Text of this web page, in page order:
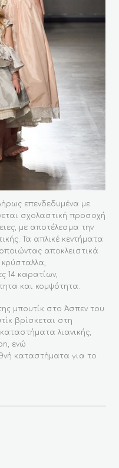
επενδεδυμένα με
σχολαστική προσοχή
με αποτέλεσμα την
Τα απλικέ κεντήματα
αποκλειστικά
14 καρατίων,
και κομψότητα.
μπουτίκ στο Άσπεν του
βρίσκεται στη
λιανικής,
ενώ
καταστήματα για το